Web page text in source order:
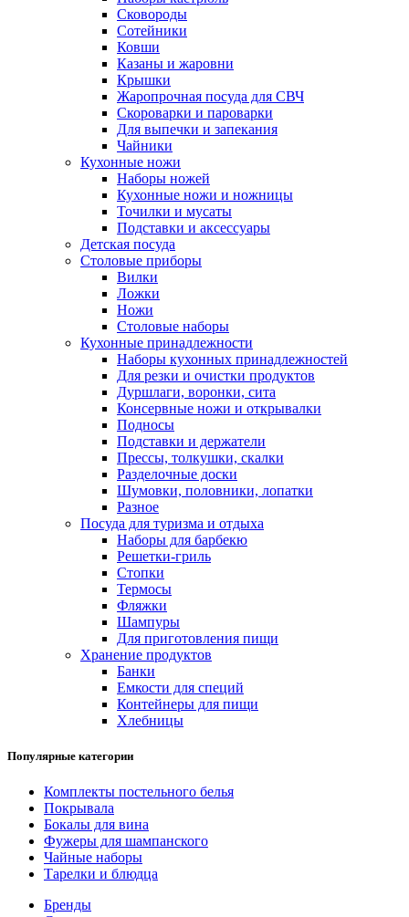
Сковороды
Сотейники
Ковши
Казаны и жаровни
Крышки
Жаропрочная посуда для СВЧ
Скороварки и пароварки
Для выпечки и запекания
Чайники
Кухонные ножи
Наборы ножей
Кухонные ножи и ножницы
Точилки и мусаты
Подставки и аксессуары
Детская посуда
Столовые приборы
Вилки
Ложки
Ножи
Столовые наборы
Кухонные принадлежности
Наборы кухонных принадлежностей
Для резки и очистки продуктов
Дуршлаги, воронки, сита
Консервные ножи и открывалки
Подносы
Подставки и держатели
Прессы, толкушки, скалки
Разделочные доски
Шумовки, половники, лопатки
Разное
Посуда для туризма и отдыха
Наборы для барбекю
Решетки-гриль
Стопки
Термосы
Фляжки
Шампуры
Для приготовления пищи
Хранение продуктов
Банки
Емкости для специй
Контейнеры для пищи
Хлебницы
Популярные категории
Комплекты постельного белья
Покрывала
Бокалы для вина
Фужеры для шампанского
Чайные наборы
Тарелки и блюдца
Бренды